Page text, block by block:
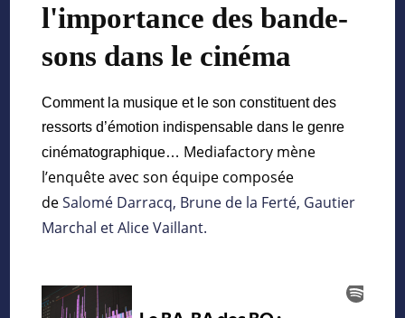
l'importance des bande-
sons dans le cinéma
Comment la musique et le son constituent des
ressorts d’émotion indispensable dans le genre
cinématographique… Mediafactory mène
l’enquête avec son équipe composée
deSalomé Darracq, Brune de la Ferté, Gautier
Marchal et Alice Vaillant.